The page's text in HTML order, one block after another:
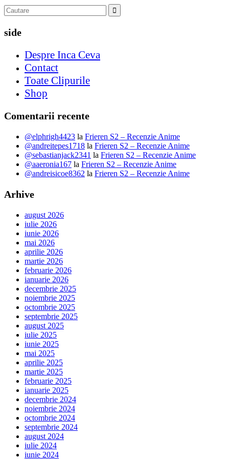
side
Despre Inca Ceva
Contact
Toate Clipurile
Shop
Comentarii recente
@elphrigh4423 la Frieren S2 – Recenzie Anime
@andreitepes1718 la Frieren S2 – Recenzie Anime
@sebastianjack2341 la Frieren S2 – Recenzie Anime
@aaeronia167 la Frieren S2 – Recenzie Anime
@andreisicoe8362 la Frieren S2 – Recenzie Anime
Arhive
august 2026
iulie 2026
iunie 2026
mai 2026
aprilie 2026
martie 2026
februarie 2026
ianuarie 2026
decembrie 2025
noiembrie 2025
octombrie 2025
septembrie 2025
august 2025
iulie 2025
iunie 2025
mai 2025
aprilie 2025
martie 2025
februarie 2025
ianuarie 2025
decembrie 2024
noiembrie 2024
octombrie 2024
septembrie 2024
august 2024
iulie 2024
iunie 2024